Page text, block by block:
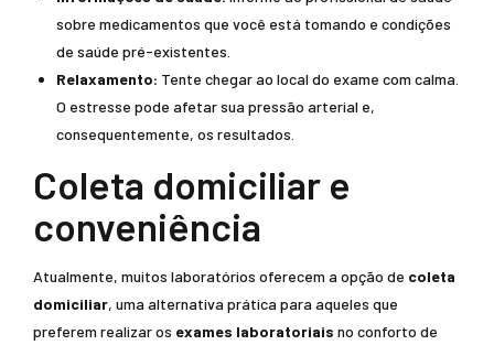
sobre medicamentos que você está tomando e condições
de saúde pré-existentes.
Relaxamento: Tente chegar ao local do exame com calma.
O estresse pode afetar sua pressão arterial e,
consequentemente, os resultados.
Coleta domiciliar e
conveniência
Atualmente, muitos laboratórios oferecem a opção de coleta
domiciliar, uma alternativa prática para aqueles que
preferem realizar os exames laboratoriais no conforto de